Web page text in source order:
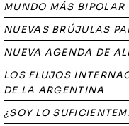
MUNDO MÁS BIPOLAR
NUEVAS BRÚJULAS
NUEVA AGENDA DE
LOS FLUJOS
DE LA ARGENTINA
¿SOY LO